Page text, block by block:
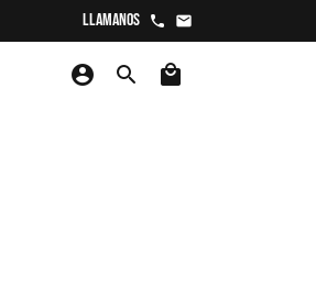
Llamanos phone email
account_circle search local_mall